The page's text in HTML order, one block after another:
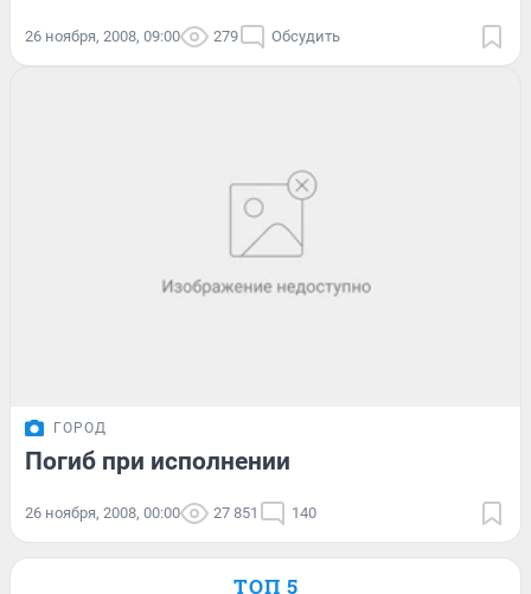
26 ноября, 2008, 09:00 279 Обсудить
ГОРОД
Погиб при исполнении
26 ноября, 2008, 00:00 27 851 140
ТОП 5